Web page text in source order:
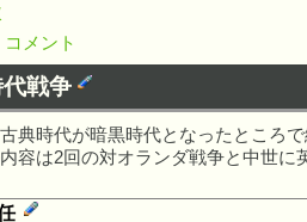
(3)
コメント
戦争
典時代が暗黒時代となったところで
容は2回の対オランダ戦争と中世